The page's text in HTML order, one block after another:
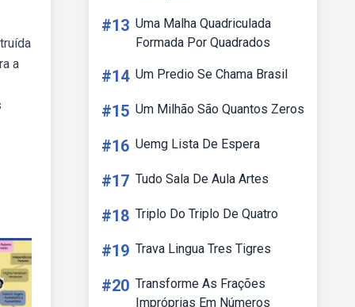
a
#13 Uma Malha Quadriculada
Formada Por Quadrados
#14 Um Predio Se Chama Brasil
#15 Um Milhão São Quantos Zeros
#16 Uemg Lista De Espera
#17 Tudo Sala De Aula Artes
#18 Triplo Do Triplo De Quatro
#19 Trava Lingua Tres Tigres
#20 Transforme As Frações
Impróprias Em Números